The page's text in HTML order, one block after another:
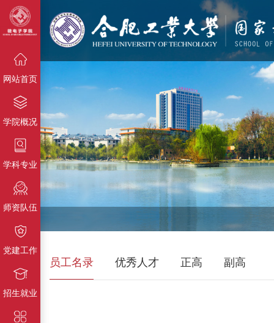
{栏目名
称}
网站首页
学院概况
学科专业
师资队伍
党建工作
招生就业
员工名录 优秀人才 正高 副高